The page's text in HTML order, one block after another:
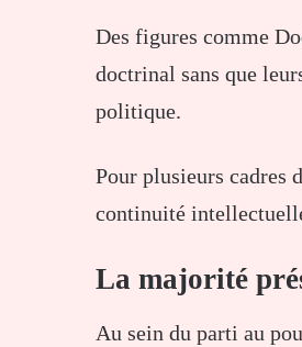
Des figures comme
doctrinal sans que
politique.
Pour plusieurs cadres
continuité
La majorité
Au sein du parti au